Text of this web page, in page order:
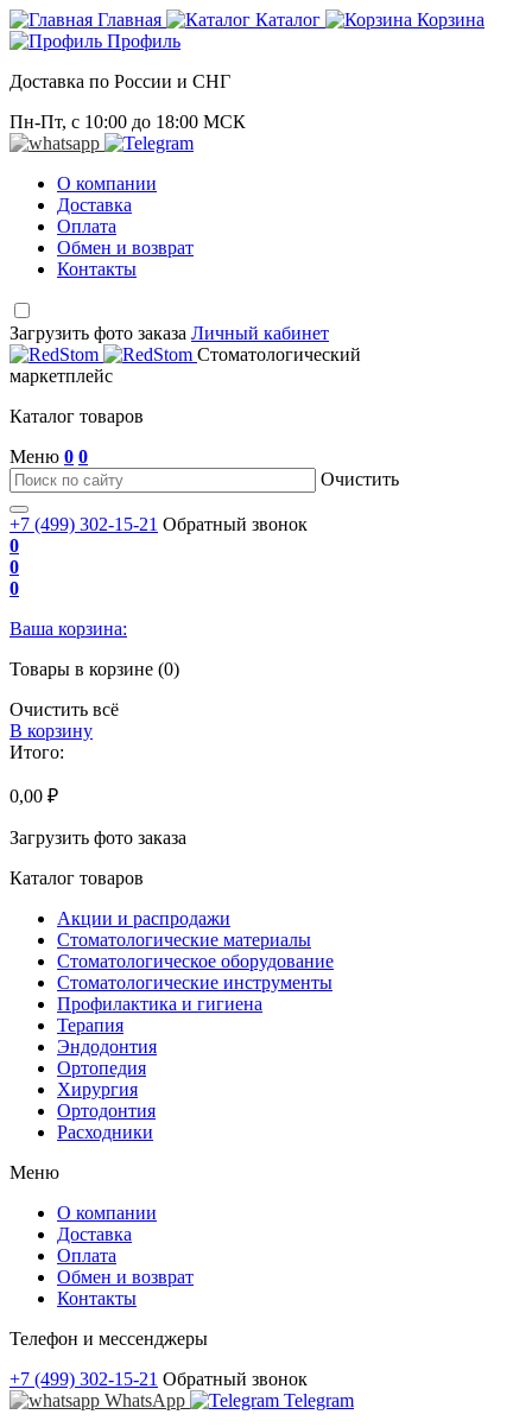
Главная Каталог
Корзина
Профиль
Доставка по России и СНГ
Пн-Пт, с 10:00 до 18:00 МСК
О компании
Доставка
Оплата
Обмен и возврат
Контакты
Загрузить фото заказа Личный кабинет
Стоматологический
маркетплейс
Каталог товаров
Меню 0 0
Очистить
+7 (499) 302-15-21 Обратный звонок
0
0
0
Ваша корзина:
Товары в корзине (0)
Очистить всё
В корзину
Итого:
0,00 ₽
Загрузить фото заказа
Каталог товаров
Акции и распродажи
Стоматологические материалы
Стоматологическое оборудование
Стоматологические инструменты
Профилактика и гигиена
Терапия
Эндодонтия
Ортопедия
Хирургия
Ортодонтия
Расходники
Меню
О компании
Доставка
Оплата
Обмен и возврат
Контакты
Телефон и мессенджеры
+7 (499) 302-15-21 Обратный звонок
WhatsApp
Telegram